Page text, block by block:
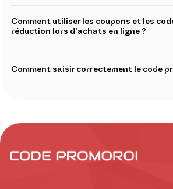
Comment utiliser les coupons et les
réduction lors d'achats en ligne ?
Comment saisir correctement le code